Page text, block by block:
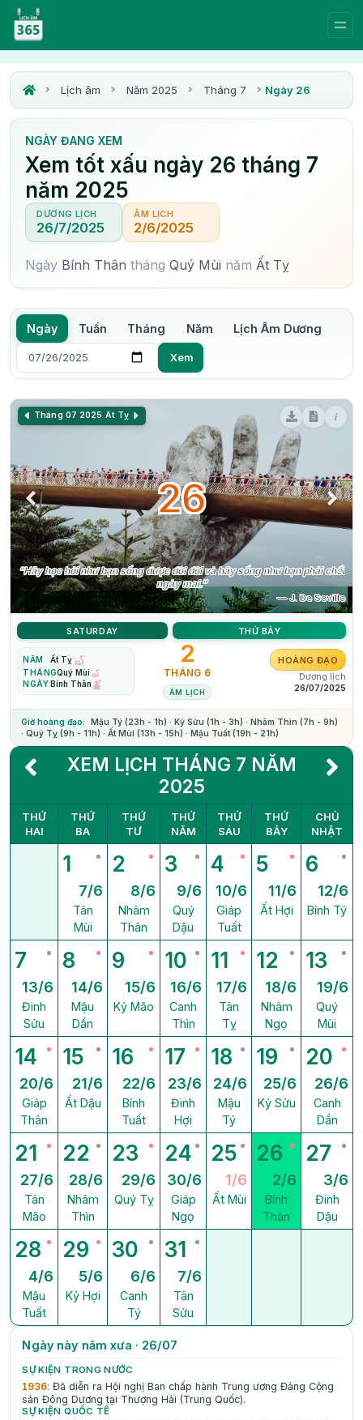
Lịch âm Năm 2025 Tháng 7 Ngày 26
NGÀY ĐANG XEM
Xem tốt xấu ngày 26 tháng 7
năm 2025
DƯƠNG LỊCH
26/7/2025
ÂM LỊCH
2/6/2025
Ngày Bính Thân tháng Quý Mùi năm Ất Tỵ
Ngày Tuần Tháng Năm Lịch Âm Dương
Xem
i
Tháng 07 2025 Ất Tỵ
26
“Hãy học hỏi như bạn sống được đời đời và hãy sống như bạn phải chết
ngày mai.”
— J. De Seville
SATURDAY THỨ BẢY
NĂM
Ất Tỵ
THÁNGQuý Mùi
NGÀYBính Thân
2
THÁNG 6
ÂM LỊCH
HOÀNG ĐẠO
Dương lịch
26/07/2025
Giờ hoàng đạo:
Mậu Tý (23h - 1h) · Kỷ Sửu (1h - 3h) · Nhâm Thìn (7h - 9h)
· Quý Tỵ (9h - 11h) · Ất Mùi (13h - 15h) · Mậu Tuất (19h - 21h)
XEM LỊCH THÁNG 7 NĂM
2025
THỨ
HAI
THỨ
BA
THỨ
TƯ
THỨ
NĂM
THỨ
SÁU
THỨ
BẢY
CHỦ
NHẬT
1
7/6
Tân
Mùi
2
8/6
Nhâm
Thân
3
9/6
Quý
Dậu
4
10/6
Giáp
Tuất
5
11/6
Ất Hợi
6
12/6
Bính Tý
7
13/6
Đinh
Sửu
8
14/6
Mậu
Dần
9
15/6
Kỷ Mão
10
16/6
Canh
Thìn
11
17/6
Tân
Tỵ
12
18/6
Nhâm
Ngọ
13
19/6
Quý
Mùi
14
20/6
Giáp
Thân
15
21/6
Ất Dậu
16
22/6
Bính
Tuất
17
23/6
Đinh
Hợi
18
24/6
Mậu
Tý
19
25/6
Kỷ Sửu
20
26/6
Canh
Dần
21
27/6
Tân
Mão
22
28/6
Nhâm
Thìn
23
29/6
Quý Tỵ
24
30/6
Giáp
Ngọ
25
1/6
Ất Mùi
26
2/6
Bính
Thân
27
3/6
Đinh
Dậu
28
4/6
Mậu
Tuất
29
5/6
Kỷ Hợi
30
6/6
Canh
Tý
31
7/6
Tân
Sửu
Ngày này năm xưa · 26/07
SỰ KIỆN TRONG NƯỚC
1936:Đã diễn ra Hội nghị Ban chấp hành Trung ương Đảng Cộng
sản Đông Dương tại Thượng Hải (Trung Quốc).
SỰ KIỆN QUỐC TẾ